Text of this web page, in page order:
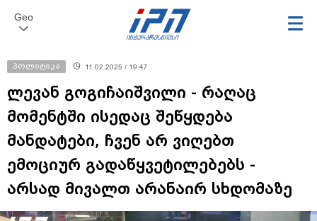
Geo
პოლიტიკა 11.02.2025 / 19:47
ლევან გოგიჩაიშვილი - რაღაც
მომენტში ისედაც შეწყდება
მანდატები, ჩვენ არ ვიღებთ
ემოციურ გადაწყვეტილებებს -
არსად მივალთ არანაირ სხდომაზე